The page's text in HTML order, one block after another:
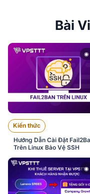
Bài
◉
Kiến thức
Hướng Dẫn Cài Đặt
Trên Linux Bảo Vệ SSH
◉